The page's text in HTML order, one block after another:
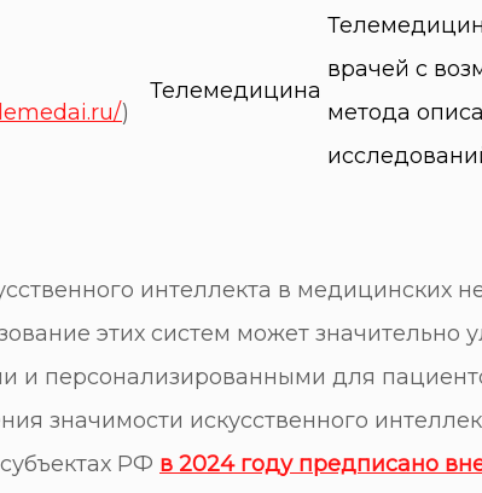
)
Телемедицина
врачей с
метода
интеллекта в медицинских
этих систем может значительно
и персонализированными для
значимости искусственного
РФ в 2024 году предписано